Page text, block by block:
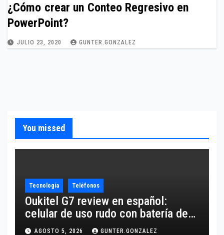
¿Cómo crear un Conteo Regresivo en
PowerPoint?
JULIO 23, 2020 GUNTER.GONZALEZ
You missed
Tecnología Teléfonos
Oukitel G7 review en español:
celular de uso rudo con batería de
10,600 mAh
AGOSTO 5, 2026 GUNTER.GONZALEZ